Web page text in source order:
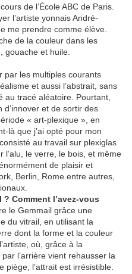
de l’École ABC de Paris.
l’artiste yonnais André-
me prendre comme élève.
de la couleur dans les
gouache et huile.
par les multiples courants
et aussi l’abstrait, sans
au tracé aléatoire. Pourtant,
et de sortir des
« art-plexique », en
là que j’ai opté pour mon
au travail sur plexiglas
l’alu, le verre, le bois, et même
de plaisir et
Berlin, Rome entre autres,
? Comment l’avez-vous
le Gemmail grâce une
du vitrail, en utilisant la
dont la forme et la couleur
où, grâce à la
l’arrière vient rehausser la
l’attrait est irrésistible.